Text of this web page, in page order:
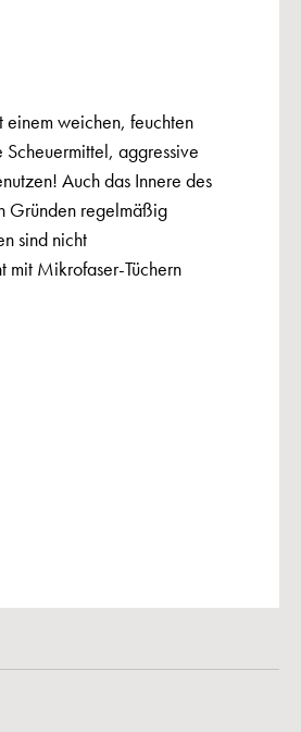
weichen, feuchten
Scheuermittel, aggressive
Auch das Innere des
Gründen regelmäßig
sind nicht
mit Mikrofaser-Tüchern